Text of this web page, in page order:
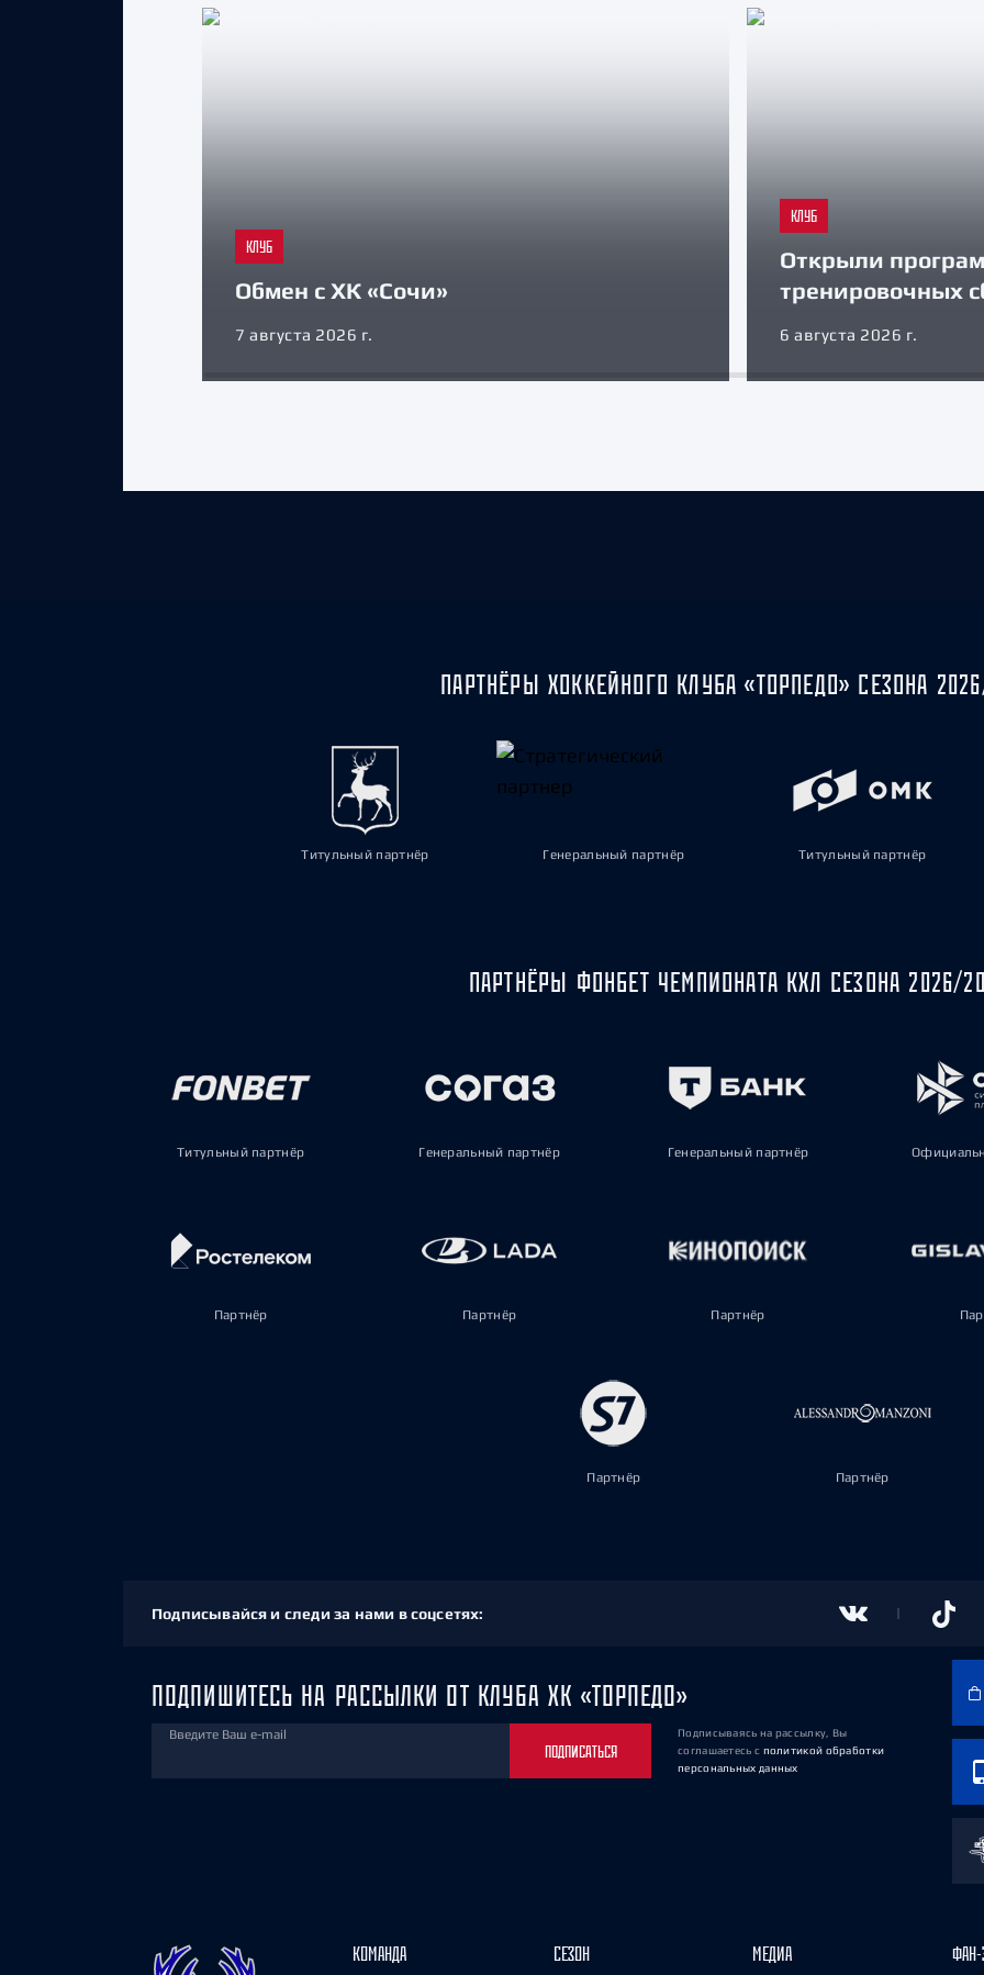
КЛУБ
Обмен с ХК «Сочи»
7 августа 2026 г.
КЛУБ
Открыли
тренировочных
6 августа 2026 г.
ПАРТНЁРЫ ХОККЕЙНОГО КЛУБА «ТОРПЕДО» СЕЗОНА
Титульный партнёр Генеральный партнёр Титульный партнёр
ПАРТНЁРЫ ФОНБЕТ ЧЕМПИОНАТА КХЛ СЕЗОНА 2026/
Титульный партнёр Генеральный партнёр Генеральный партнёр
Партнёр Партнёр Партнёр
Партнёр Партнёр
Подписывайся и следи за нами в соцсетях:
ПОДПИШИТЕСЬ НА РАССЫЛКИ ОТ КЛУБА ХК «ТОРПЕДО»
Введите Ваш e-mail
ПОДПИСАТЬСЯ
Подписываясь на рассылку, Вы
соглашаетесь с политикой обработки
персональных данных
КОМАНДА СЕЗОН МЕДИА ФАН-